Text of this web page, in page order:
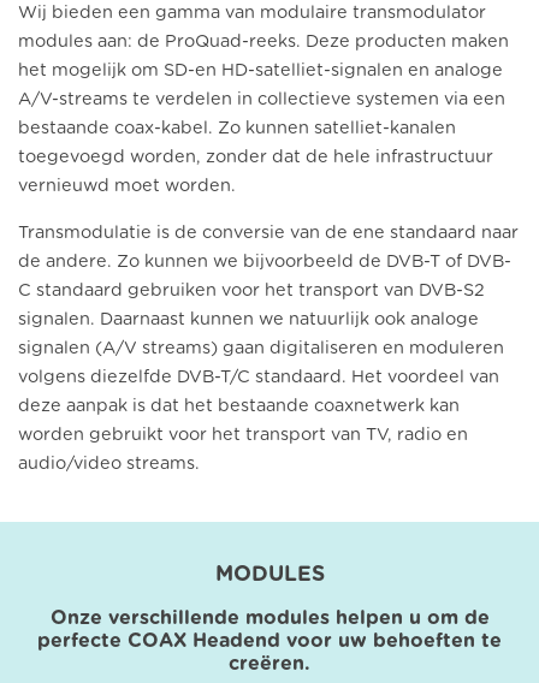
Wij bieden een gamma van modulaire transmodulator
modules aan: de ProQuad-reeks. Deze producten maken
het mogelijk om SD-en HD-satelliet-signalen en analoge
A/V-streams te verdelen in collectieve systemen via een
bestaande coax-kabel. Zo kunnen satelliet-kanalen
toegevoegd worden, zonder dat de hele infrastructuur
vernieuwd moet worden.
Transmodulatie is de conversie van de ene standaard naar
de andere. Zo kunnen we bijvoorbeeld de DVB-T of DVB-
C standaard gebruiken voor het transport van DVB-S2
signalen. Daarnaast kunnen we natuurlijk ook analoge
signalen (A/V streams) gaan digitaliseren en moduleren
volgens diezelfde DVB-T/C standaard. Het voordeel van
deze aanpak is dat het bestaande coaxnetwerk kan
worden gebruikt voor het transport van TV, radio en
audio/video streams.
MODULES
Onze verschillende modules helpen u om de
perfecte COAX Headend voor uw behoeften te
creëren.